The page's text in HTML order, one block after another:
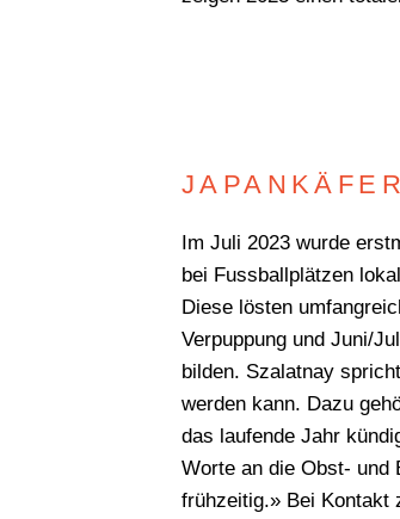
Im Juli 2023 wurde
bei Fussballplätzen
Diese lösten
Verpuppung und Juni/
bilden. Szalatnay
werden kann. Dazu
das laufende Jahr
Worte an die Obst- und
frühzeitig.» Bei Kontakt